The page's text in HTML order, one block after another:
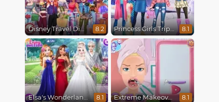
Disney Travel Diaries: City Break 8.2 Princess Girls Trip To Aspen 8.1
Elsa's Wonderland Wedding 8.1 Extreme Makeover 8.1